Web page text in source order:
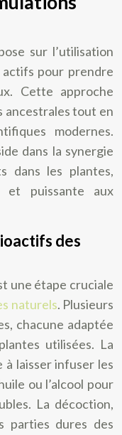
sur l’utilisation
pour prendre
Cette approche
ancestrales tout en
modernes.
dans la synergie
dans les plantes,
et puissante aux
des
une étape cruciale
naturels. Plusieurs
chacune adaptée
utilisées. La
à laisser infuser les
ou l’alcool pour
La décoction,
parties dures des